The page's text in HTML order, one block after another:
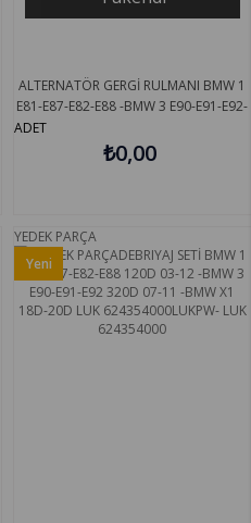
ALTERNATÖR GERGİ RULMANI BMW 1
E81-E87-E82-E88 -BMW 3 E90-E91-E92-
E93 -BMW 5 55X28 INA 532055610
ADET
₺0,00
YEDEK PARÇA
Yeni
Ürün